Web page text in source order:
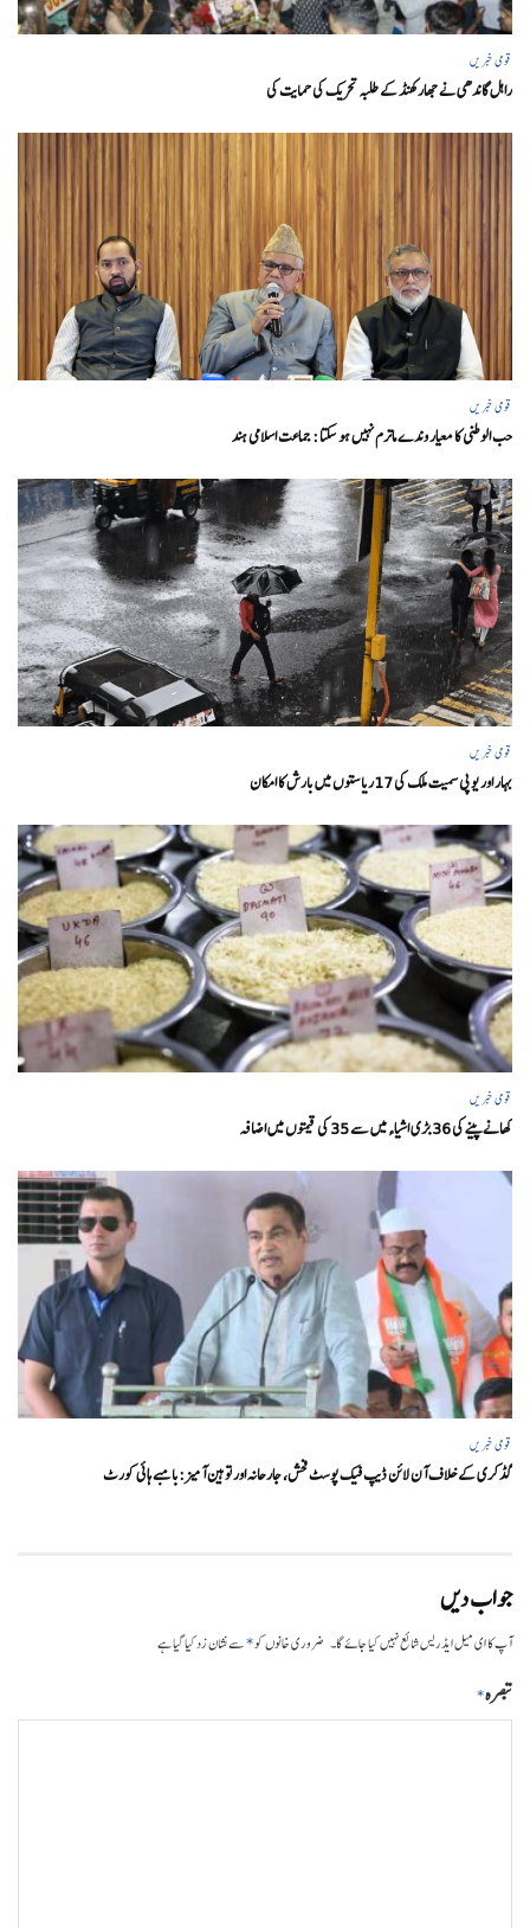
قومی خبریں
راہل گاندھی نے جھارکھنڈ کے طلبہ تحریک کی حمایت کی
قومی خبریں
حب الوطنی کا معیار وندے ماترم نہیں ہو سکتا : جماعت اسلامی ہند
قومی خبریں
بہار اور یو پی سمیت ملک کی 17ریاستوں میں بارش کا امکان
قومی خبریں
کھانے پینے کی 36 بڑی اشیاء میں سے 35 کی قیمتوں میں اضافہ
قومی خبریں
گڈکری کے خلاف آن لائن ڈیپ فیک پوسٹ فحش، جارحانہ اور توہین آمیز:بامبے ہائی کورٹ
جواب دیں
آپ کا ای میل ایڈریس شائع نہیں کیا جائے گا۔ ضروری خانوں کو*سے نشان زد کیا گیا ہے
تبصرہ*